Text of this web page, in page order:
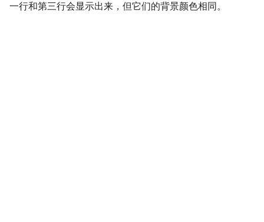
一行和第三行会显示出来，但它们的背景颜色相同。